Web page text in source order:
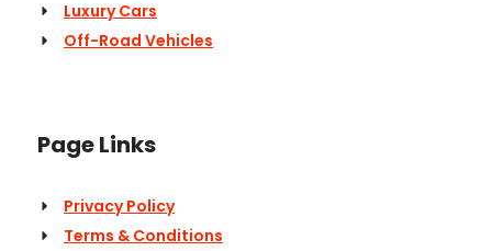
Luxury Cars
Off-Road Vehicles
Page Links
Privacy Policy
Terms & Conditions